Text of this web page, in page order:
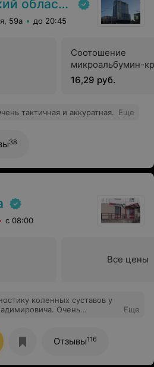
диагностический центр
59а до 20:45
Соотошение
микроальбумин-
16,29 руб.
тактичная и аккуратная. Еще
38
с 08:00
Все цены
коленных суставов у
Очень
Еще
Отзывы116